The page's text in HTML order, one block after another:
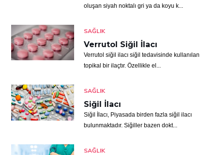
oluşan siyah noktalı gri ya da koyu k...
SAĞLIK
Verrutol Siğil İlacı
Verrutol siğil ilacı siğil tedavisinde kullanılan
topikal bir ilaçtır. Özellikle el...
SAĞLIK
Siğil İlacı
Siğil İlacı, Piyasada birden fazla siğil ilacı
bulunmaktadır. Siğiller bazen dokt...
SAĞLIK